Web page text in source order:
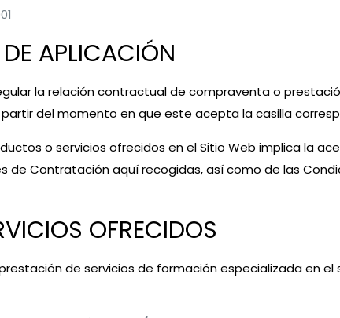
APLICACIÓN
la relación contractual de compraventa o
partir del momento en que este acepta la casilla
o servicios ofrecidos en el Sitio Web implica la
de Contratación aquí recogidas, así como de las
OFRECIDOS
de servicios de formación especializada en